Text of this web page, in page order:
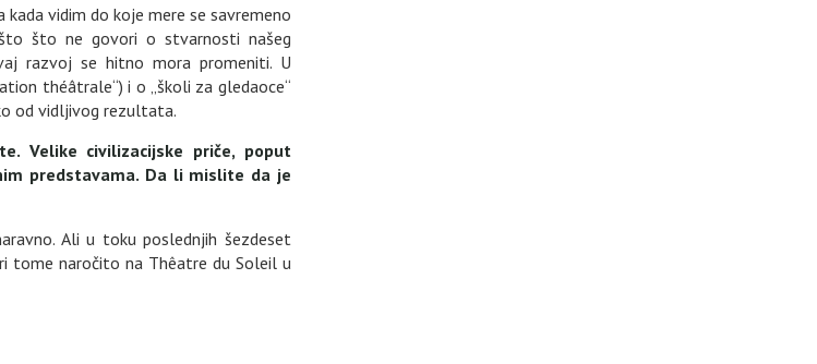
vidim do koje mere se savremeno
što ne govori o stvarnosti našeg
razvoj se hitno mora promeniti. U
théâtrale“) i o „školi za gledaoce“
od vidljivog rezultata.
Velike civilizacijske priče, poput
predstavama. Da li mislite da je
Ali u toku poslednjih šezdeset
tome naročito na Thêatre du Soleil u